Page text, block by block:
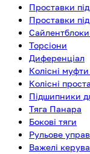
Проставки
Проставки
Торсіони
Диференціал
Колісні
Колісні
Підшипники
Тяга Панара
Бокові тяги
Рульове
Важелі